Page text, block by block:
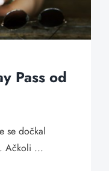
Pass od
se dočkal
Ačkoli ...